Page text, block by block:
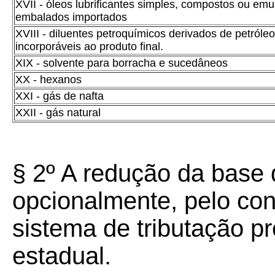
XVII - óleos lubrificantes simples, compostos ou
embalados importados
XVIII - diluentes petroquímicos derivados de
incorporáveis ao produto final.
XIX - solvente para borracha e sucedâneos
XX - hexanos
XXI - gás de nafta
XXII - gás natural
§ 2º A redução da
opcionalmente, pelo
sistema de tributação
estadual.